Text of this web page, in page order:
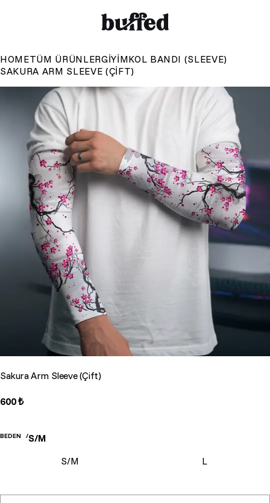
HOMETÜM ÜRÜNLERGIYIMKOL BANDI (SLEEVE)
SAKURA ARM SLEEVE (ÇIFT)
Sakura Arm Sleeve (Çift)
600 ₺
BEDEN
S/M
S/M
L